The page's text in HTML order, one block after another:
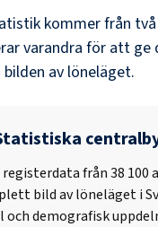
kommer från
varandra för att ge
av löneläget.
från38 100
bild av löneläget i
och demografisk